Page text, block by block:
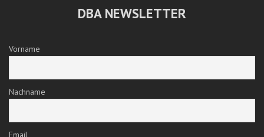
DBA NEWSLETTER
Vorname
Nachname
Email